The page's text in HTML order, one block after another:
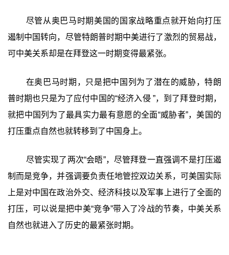
尽管从奥巴马时期美国的国家战略重点就开始向打压
遏制中国转向，尽管特朗普时期中美进行了激烈的贸易战，
可中美关系却是在拜登这一时期变得最紧张。
在奥巴马时期，只是把中国列为了潜在的威胁，特朗
普时期也只是为了应付中国的“经济入侵 ”，到了拜登时期，
就把中国列为了最具实力最有意愿的全面“威胁者”，美国的
打压重点自然也就转移到了中国身上。
尽管实现了两次“会晤”，尽管拜登一直强调不是打压遏
制而是竞争，并强调要负责任地管控双边关系，可美国实际
上是对中国在政治外交、经济科技以及军事上进行了全面的
打压，可以说是把中美“竞争”带入了冷战的节奏，中美关系
自然也就进入了历史的最紧张时期。